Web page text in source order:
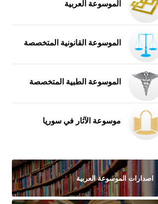
الموسوعة العربية
الموسوعة القانونية المتخصصة
الموسوعة الطبية المتخصصة
موسوعة الآثار في سوريا
اصدارات الموسوعة العربية